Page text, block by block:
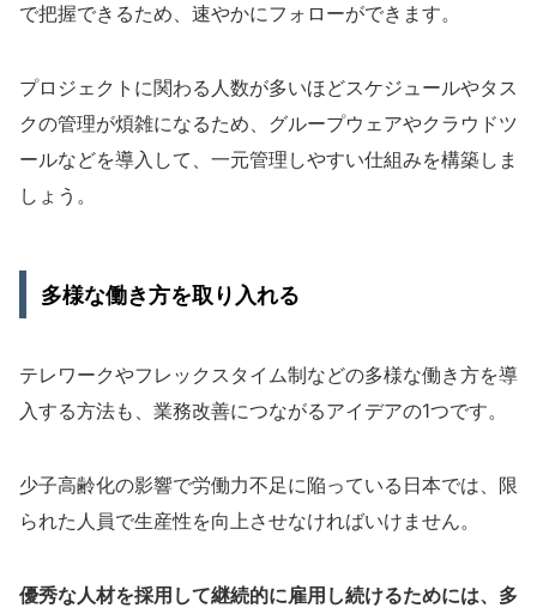
で把握できるため、速やかにフォローができます。
プロジェクトに関わる人数が多いほどスケジュールやタス
クの管理が煩雑になるため、グループウェアやクラウドツ
ールなどを導入して、一元管理しやすい仕組みを構築しま
しょう。
多様な働き方を取り入れる
テレワークやフレックスタイム制などの多様な働き方を導
入する方法も、業務改善につながるアイデアの1つです。
少子高齢化の影響で労働力不足に陥っている日本では、限
られた人員で生産性を向上させなければいけません。
優秀な人材を採用して継続的に雇用し続けるためには、多